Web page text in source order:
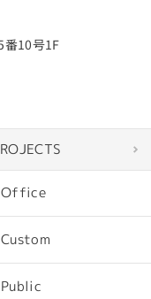
10号1F
Office
Custom
Public